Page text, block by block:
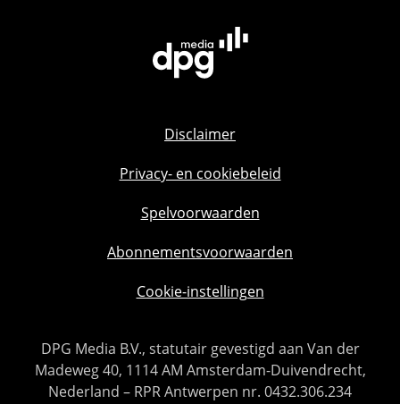
Disclaimer
Privacy- en cookiebeleid
Spelvoorwaarden
Abonnementsvoorwaarden
Cookie-instellingen
DPG Media B.V., statutair gevestigd aan Van der
Madeweg 40, 1114 AM Amsterdam-Duivendrecht,
Nederland – RPR Antwerpen nr. 0432.306.234